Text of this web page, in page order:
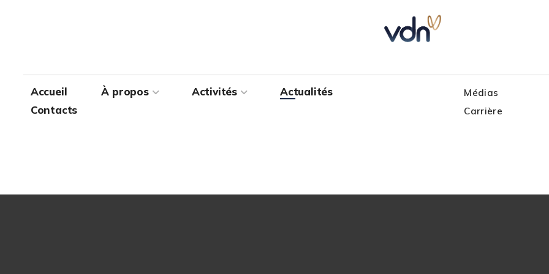
Accueil À propos Activités
Actualités
Contacts
Médias
Carrière
Accueil À propos Activités
Actualités
Contacts
Médias
Carrière